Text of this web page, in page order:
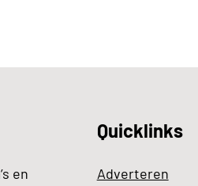
en
Quicklinks
Adverteren